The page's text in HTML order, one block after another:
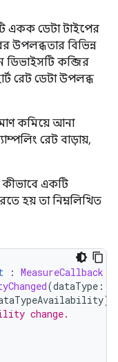
একক ডেটা টাইপের
উপলব্ধতার বিভিন্ন
ডিভাইসটি কব্জির
রেট ডেটা উপলব্ধ
কমিয়ে আনা
রেট বাড়ায়,
কীভাবে একটি
হয় তা নিম্নলিখিত
: MeasureCallback
(dataType :
)
change.